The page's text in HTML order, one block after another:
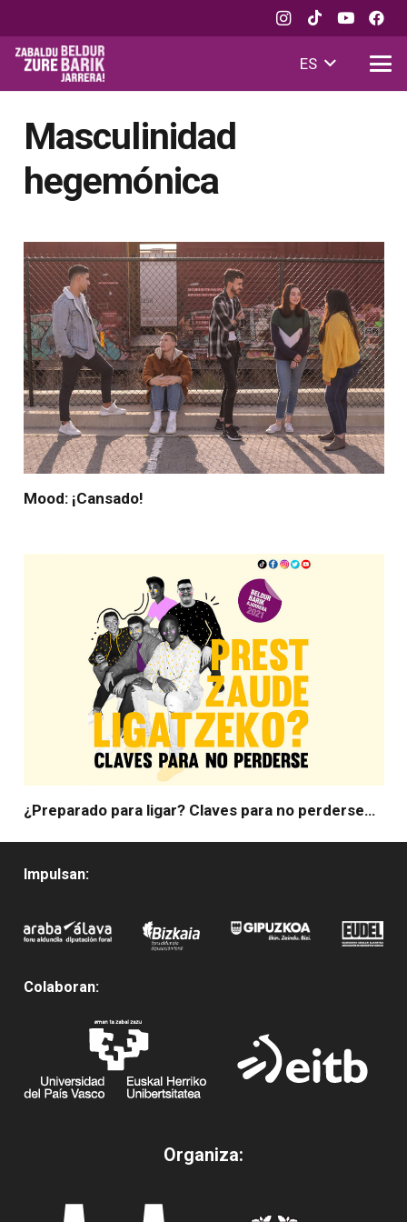
ES
Masculinidad
hegemónica
Mood: ¡Cansado!
¿Preparado para ligar? Claves para no perderse…
Impulsan:
Colaboran:
Organiza: